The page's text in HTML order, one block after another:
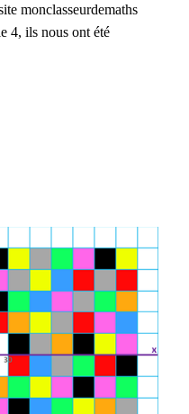
monclasseurdemaths
4, ils nous ont été